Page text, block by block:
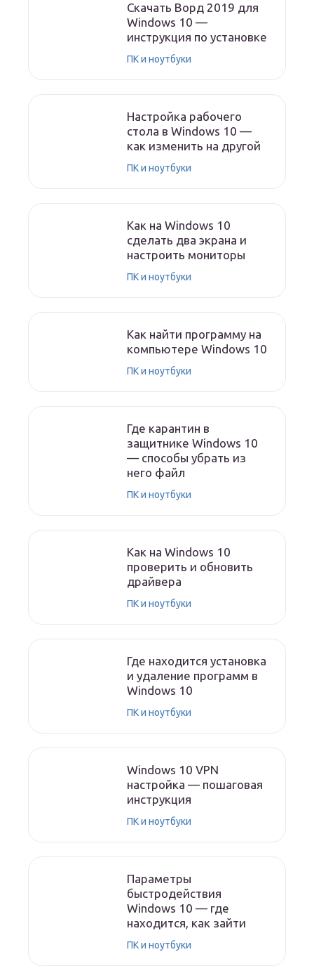
Скачать Ворд 2019 для
Windows 10 —
инструкция по установке
ПК и ноутбуки
Настройка рабочего
стола в Windows 10 —
как изменить на другой
ПК и ноутбуки
Как на Windows 10
сделать два экрана и
настроить мониторы
ПК и ноутбуки
Как найти программу на
компьютере Windows 10
ПК и ноутбуки
Где карантин в
защитнике Windows 10
— способы убрать из
него файл
ПК и ноутбуки
Как на Windows 10
проверить и обновить
драйвера
ПК и ноутбуки
Где находится установка
и удаление программ в
Windows 10
ПК и ноутбуки
Windows 10 VPN
настройка — пошаговая
инструкция
ПК и ноутбуки
Параметры
быстродействия
Windows 10 — где
находится, как зайти
ПК и ноутбуки